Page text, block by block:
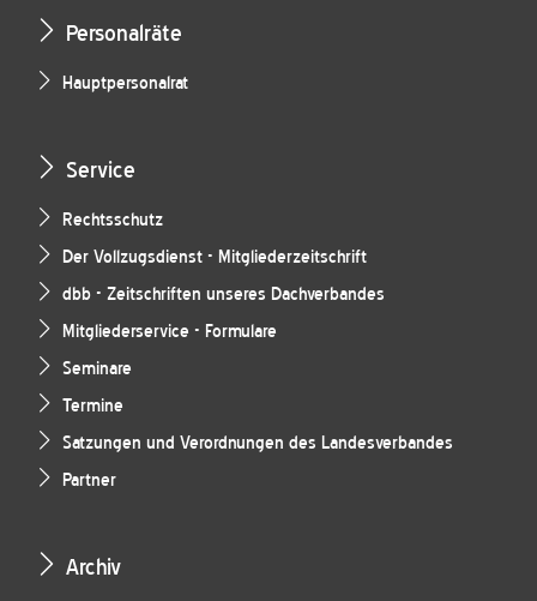
Personalräte
Hauptpersonalrat
Service
Rechtsschutz
Der Vollzugsdienst - Mitgliederzeitschrift
dbb - Zeitschriften unseres Dachverbandes
Mitgliederservice - Formulare
Seminare
Termine
Satzungen und Verordnungen des Landesverbandes
Partner
Archiv